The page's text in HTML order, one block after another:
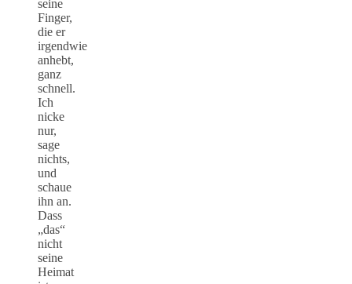
seine
Finger,
die er
irgendwie
anhebt,
ganz
schnell.
Ich
nicke
nur,
sage
nichts,
und
schaue
ihn an.
Dass
„das“
nicht
seine
Heimat